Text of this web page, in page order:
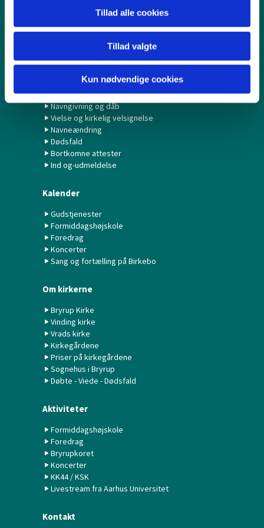
Tillad alle cookies
Tillad valgte
Kun nødvendige cookies
Konfirmation/Konfirmander
Minikonfirmander
Hvad gør jeg ved...?
Fødselsanmeldelse
Navngivning og dåb
Vielse og kirkelig velsignelse
Navneændring
Dødsfald
Bortkomne attester
Ind og-udmeldelse
Kalender
Gudstjenester
Formiddagshøjskole
Foredrag
Koncerter
Sang og fortælling på Birkebo
Om kirkerne
Bryrup Kirke
Vinding kirke
Vrads kirke
Kirkegårdene
Priser på kirkegårdene
Sognehus i Bryrup
Døbte - Viede - Dødsfald
Aktiviteter
Formiddagshøjskole
Foredrag
Bryrupkoret
Koncerter
KK44 / KSK
Livestream fra Aarhus Universitet
Kontakt